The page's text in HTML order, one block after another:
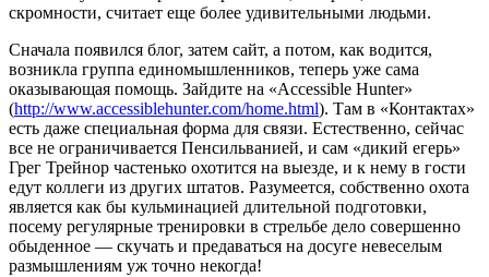
скромности, считает еще более удивительными людьми.
Сначала появился блог, затем сайт, а потом, как водится,
возникла группа единомышленников, теперь уже сама
оказывающая помощь. Зайдите на «Accessible Hunter»
(http://www.accessiblehunter.com/home.html). Там в «Контактах»
есть даже специальная форма для связи. Естественно, сейчас
все не ограничивается Пенсильванией, и сам «дикий егерь»
Грег Трейнор частенько охотится на выезде, и к нему в гости
едут коллеги из других штатов. Разумеется, собственно охота
является как бы кульминацией длительной подготовки,
посему регулярные тренировки в стрельбе дело совершенно
обыденное — скучать и предаваться на досуге невеселым
размышлениям уж точно некогда!